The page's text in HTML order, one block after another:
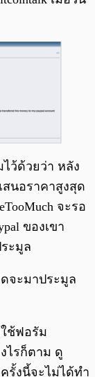
ไว้ด้วยว่า หลัง
สนอราคาสูงสุด
จะรอ
ของเขา
ะมูล
จะมาประมูล
ช้ฟอรัม
ไรก็ตาม ดู
รั้งนี้จะไม่ได้ทำ